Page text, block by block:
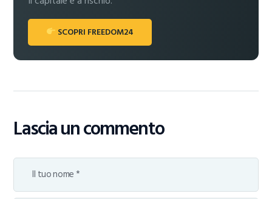
SCOPRI FREEDOM24
Lascia un commento